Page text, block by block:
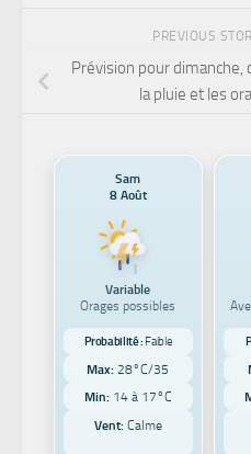
PREVIOUS
Prévision pour dimanche,
la pluie et les
Sam
8 Août
Variable
Orages possibles
Probabilité : Faible
Max: 28°C/35
Min: 14 à 17°C
Vent:Calme